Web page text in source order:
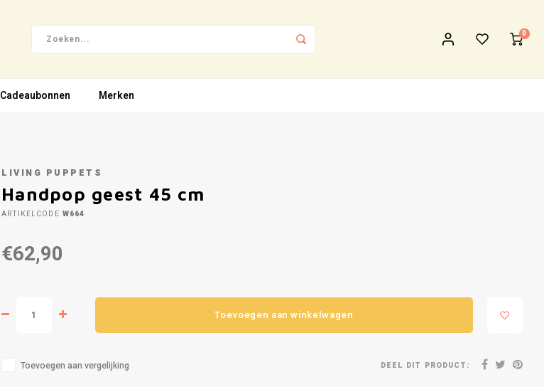
0
Cadeaubonnen Merken
LIVING PUPPETS
Handpop geest 45 cm
ARTIKELCODE W664
€62,90
Toevoegen aan winkelwagen
Toevoegen aan vergelijking DEEL DIT PRODUCT: